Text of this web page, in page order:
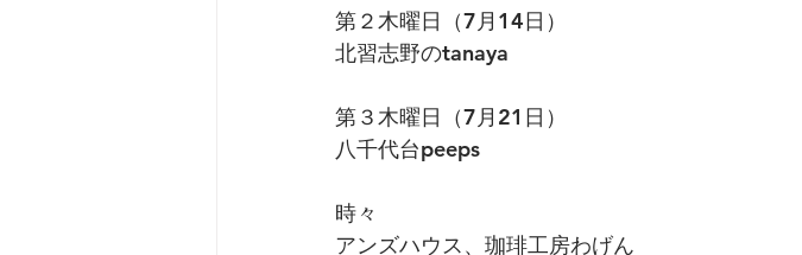
第２木曜日（7月14日）
北習志野のtanaya
第３木曜日（7月21日）
八千代台peeps
時々
アンズハウス、珈琲工房わげん